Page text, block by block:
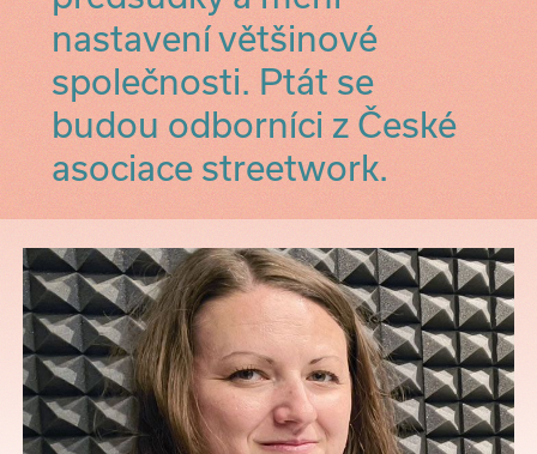
nastavení většinové
společnosti. Ptát se
budou odborníci z České
asociace streetwork.